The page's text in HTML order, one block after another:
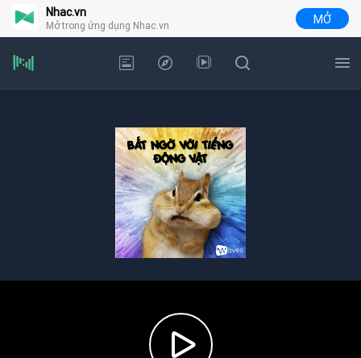
Nhac.vn
Mở trong ứng dụng Nhac.vn MỞ